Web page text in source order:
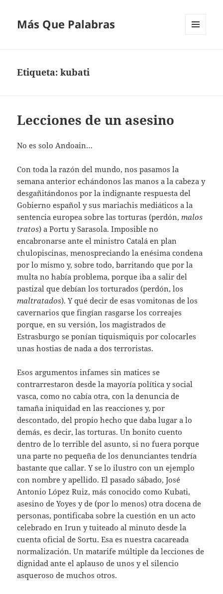
Más Que Palabras
Etiqueta:kubati
Lecciones de un asesino
No es solo Andoain…
Con toda la razón del mundo, nos pasamos la
semana anterior echándonos las manos a la cabeza y
desgañitándonos por la indignante respuesta del
Gobierno español y sus mariachis mediáticos a la
sentencia europea sobre las torturas (perdón,malos
tratos) a Portu y Sarasola. Imposible no
encabronarse ante el ministro Catalá en plan
chulopiscinas, menospreciando la enésima condena
por lo mismo y, sobre todo, barritando que por la
multa no había problema, porque iba a salir del
pastizal que debían los torturados (perdón, los
maltratados). Y qué decir de esas vomitonas de los
cavernarios que fingían rasgarse los correajes
porque, en su versión, los magistrados de
Estrasburgo se ponían tiquismiquis por colocarles
unas hostias de nada a dos terroristas.
Esos argumentos infames sin matices se
contrarrestaron desde la mayoría política y social
vasca, como no cabía otra, con la denuncia de
tamaña iniquidad en las reacciones y, por
descontado, del propio hecho que daba lugar a lo
demás, es decir, las torturas. Un bonito cuento
dentro de lo terrible del asunto, si no fuera porque
una parte no pequeña de los denunciantes tendría
bastante que callar. Y se lo ilustro con un ejemplo
con nombre y apellido. El pasado sábado, José
Antonio López Ruiz, más conocido como Kubati,
asesino de Yoyes y de (por lo menos) otra docena de
personas, pontificaba sobre la cuestión en un acto
celebrado en Irun y tuiteado al minuto desde la
cuenta oficial de Sortu. Esa es nuestra cacareada
normalización. Un matarife múltiple da lecciones de
dignidad ante el aplauso de unos y el silencio
asqueroso de muchos otros.